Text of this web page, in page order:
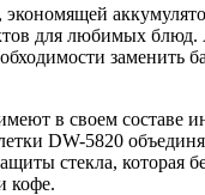
для любимых
заменить
в своем составе
DW-5820
стекла, которая
кофе.